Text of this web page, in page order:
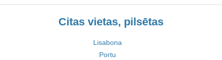
Citas vietas, pilsētas
Lisabona
Portu